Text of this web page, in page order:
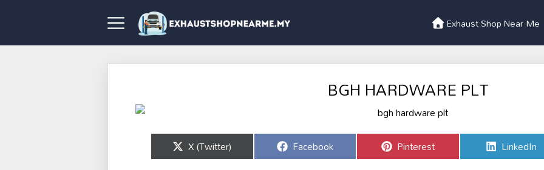
Exhaust Shop Near Me
BGH HARDWARE PLT
Share
on
X (Twitter) Share
on
Facebook Share
on
Pinterest Share
on
LinkedIn